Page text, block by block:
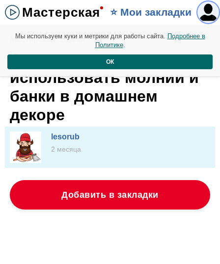
Мастерская ⭐️ Мои закладки
Мастерская. 18 мая
Отличная идея —
использовать молнии и
банки в домашнем
декоре
lesorub
2 месяца
Добавить в закладки
Мы используем куки и метрики для работы сайта. Подробнее в
Политике.
ОК